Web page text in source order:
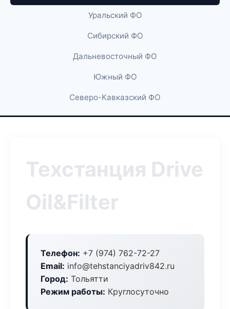
Уральский ФО
Сибирский ФО
Дальневосточный ФО
Южный ФО
Северо-Кавказский ФО
Техстанция Drive
Oil&Filter
Телефон: +7 (974) 762-72-27
Email: info@tehstanciyadriv842.ru
Город: Тольятти
Режим работы: Круглосуточно